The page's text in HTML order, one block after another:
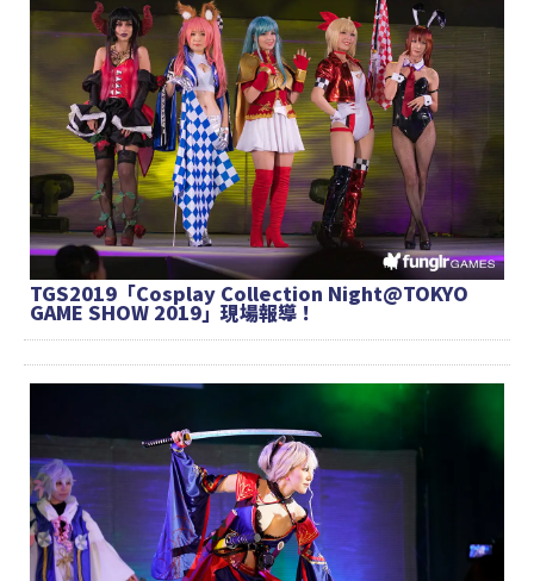
TGS2019「Cosplay Collection Night@TOKYO
GAME SHOW 2019」現場報導！